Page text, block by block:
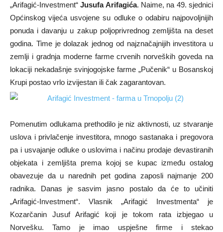
„Arifagić-Investment“Jusufa Arifagića. Naime, na 49. sjednici
Općinskog vijeća usvojene su odluke o odabiru najpovoljnijih
ponuda i davanju u zakup poljoprivrednog zemljišta na deset
godina. Time je dolazak jednog od najznačajnijih investitora u
zemlji i gradnja moderne farme crvenih norveških goveda na
lokaciji nekadašnje svinjogojske farme „Pučenik“ u Bosanskoj
Krupi postao vrlo izvijestan ili čak zagarantovan.
Pomenutim odlukama prethodilo je niz aktivnosti, uz stvaranje
uslova i privlačenje investitora, mnogo sastanaka i pregovora
pa i usvajanje odluke o uslovima i načinu prodaje devastiranih
objekata i zemljišta prema kojoj se kupac između ostalog
obavezuje da u narednih pet godina zaposli najmanje 200
radnika. Danas je sasvim jasno postalo da će to učiniti
„Arifagić-Investment“. Vlasnik „Arifagić Investmenta“ je
Kozarčanin Jusuf Arifagić koji je tokom rata izbjegao u
Norvešku. Tamo je imao uspješne firme i stekao